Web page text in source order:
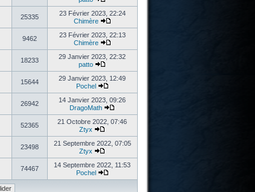
25335
23 Février 2023, 22:24
Chimère
9462
23 Février 2023, 22:13
Chimère
18233
29 Janvier 2023, 22:32
patto
15644
29 Janvier 2023, 12:49
Pochel
26942
14 Janvier 2023, 09:26
DragoMath
52365
21 Octobre 2022, 07:46
Ztyx
23498
21 Septembre 2022, 07:05
Ztyx
74467
14 Septembre 2022, 11:53
Pochel